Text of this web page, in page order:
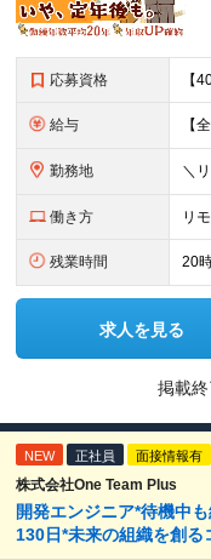
応募資格
給与
勤務地
働き方 リ
残業時間 20
求人を見る
掲載終
NEW 正社員 面接情報有
株式会社One Team Plus
開発エンジニア*待機中
130日*未来の組織を創る